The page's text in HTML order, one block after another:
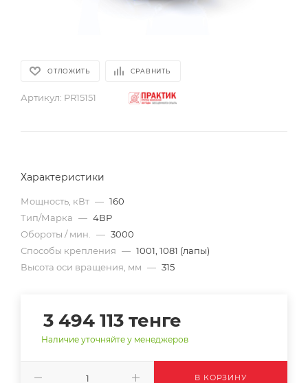
ОТЛОЖИТЬ СРАВНИТЬ
Артикул: PR15151
Характеристики
Мощность, кВт — 160
Тип/Марка — 4ВР
Обороты / мин.
— 3000
Способы крепления — 1001, 1081 (лапы)
Высота оси вращения, мм — 315
3 494 113 тенге
Наличие уточняйте у менеджеров
В КОРЗИНУ